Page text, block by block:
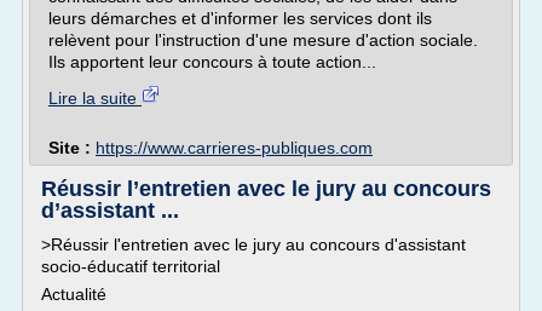
leurs démarches et d'informer les services dont ils
relèvent pour l'instruction d'une mesure d'action sociale.
Ils apportent leur concours à toute action...
Lire la suite
Site : https://www.carrieres-publiques.com
Réussir l’entretien avec le jury au concours
d’assistant ...
>Réussir l'entretien avec le jury au concours d'assistant
socio-éducatif territorial
Actualité